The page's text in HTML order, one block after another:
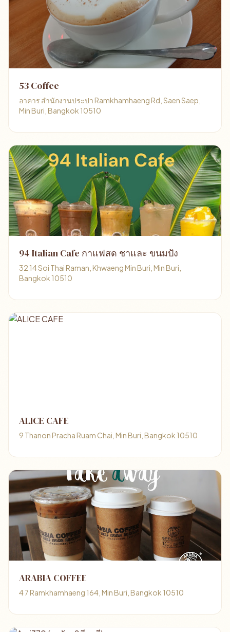
53 Coffee
อาคาร สำนักงานประปา Ramkhamhaeng Rd, Saen Saep,
Min Buri, Bangkok 10510
94 Italian Cafe กาแฟสด ชาและ ขนมปัง
32 14 Soi Thai Raman, Khwaeng Min Buri, Min Buri,
Bangkok 10510
ALICE CAFE
9 Thanon Pracha Ruam Chai, Min Buri, Bangkok 10510
ARABIA COFFEE
4 7 Ramkhamhaeng 164, Min Buri, Bangkok 10510